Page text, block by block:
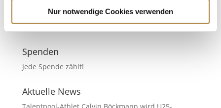
Nur notwendige Cookies verwenden
Begegnungen und ein starkes Miteinander prägten
die Szene – vom Nachwuchs bis...
Spenden
Jede Spende zählt!
Aktuelle News